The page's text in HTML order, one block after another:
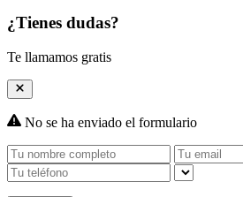
¿Tienes dudas?
Te llamamos gratis
No se ha enviado el formulario